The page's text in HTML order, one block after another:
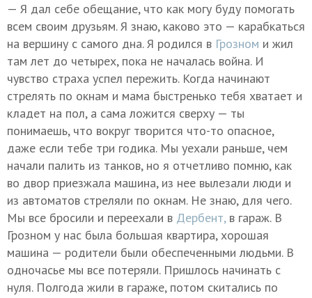
— Я дал себе обещание, что как могу буду помогать
всем своим друзьям. Я знаю, каково это — карабкаться
на вершину с самого дна. Я родился в Грозном и жил
там лет до четырех, пока не началась война. И
чувство страха успел пережить. Когда начинают
стрелять по окнам и мама быстренько тебя хватает и
кладет на пол, а сама ложится сверху — ты
понимаешь, что вокруг творится что-то опасное,
даже если тебе три годика. Мы уехали раньше, чем
начали палить из танков, но я отчетливо помню, как
во двор приезжала машина, из нее вылезали люди и
из автоматов стреляли по окнам. Не знаю, для чего.
Мы все бросили и переехали в Дербент,в гараж. В
Грозном у нас была большая квартира, хорошая
машина — родители были обеспеченными людьми. В
одночасье мы все потеряли. Пришлось начинать с
нуля. Полгода жили в гараже, потом скитались по